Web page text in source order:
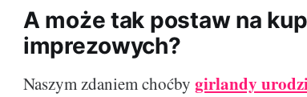
A może tak postaw na
imprezowych?
Naszym zdaniem choćby girlandy